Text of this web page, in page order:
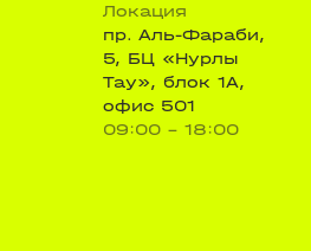
Локация
пр. Аль-Фараби,
5, БЦ «Нурлы
Тау», блок 1А,
офис 501
09:00 - 18:00